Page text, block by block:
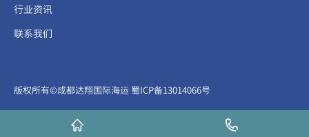
行业资讯
联系我们
​​​版权所有©成都达翔国际海运 蜀ICP备13014066号